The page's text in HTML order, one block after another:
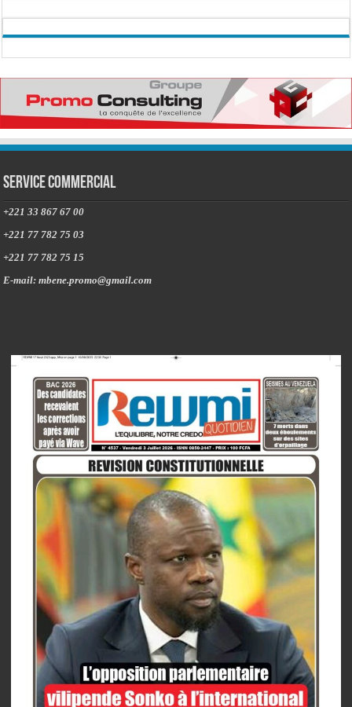
Service commercial
+221 33 867 67 00
+221 77 782 75 03
+221 77 782 75 15
E-mail: mbene.promo@gmail.com